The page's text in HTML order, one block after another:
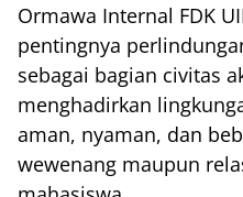
Ormawa Internal FDK
pentingnya
sebagai bagian civitas
menghadirkan
aman, nyaman, dan
wewenang maupun